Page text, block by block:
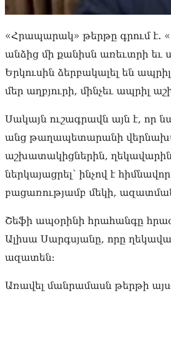
«Հրապարակ» թերթը գրում է.
անձից մի քանիսն առեւտրի
Երկուսին ձերբակալել են
մեր աղբյուրի, մինչեւ ապրիլ
Սակայն ուշագրավն այն է, որ
անց թաղապետարանի
աշխատակիցներին,
ներկայացրել՝ ինչով է
բացառությամբ մեկի, ազատման
Շեֆի ապօրինի հրահանգը
Ալիսա Սարգսյանը, որը
ազատեն։
Առավել մանրամասն թերթի